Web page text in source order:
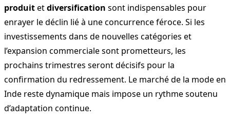
produitetdiversification sont indispensables pour
enrayer le déclin lié à une concurrence féroce. Si les
investissements dans de nouvelles catégories et
l’expansion commerciale sont prometteurs, les
prochains trimestres seront décisifs pour la
confirmation du redressement. Le marché de la mode en
Inde reste dynamique mais impose un rythme soutenu
d’adaptation continue.